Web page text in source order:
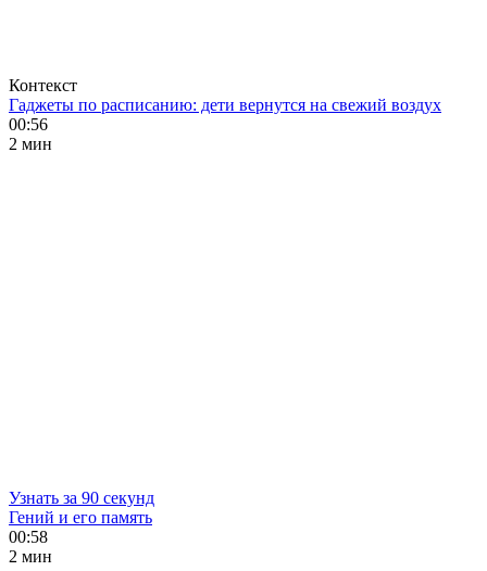
Контекст
Гаджеты по расписанию: дети вернутся на свежий воздух
00:56
2 мин
Узнать за 90 секунд
Гений и его память
00:58
2 мин